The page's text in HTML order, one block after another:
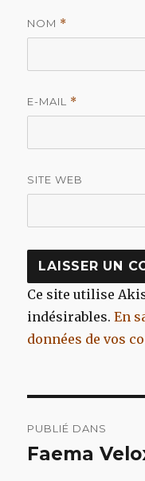
NOM *
E-MAIL *
SITE WEB
Ce site utilise
indésirables.En
données de vos
de
PUBLIÉ DANS
Faema